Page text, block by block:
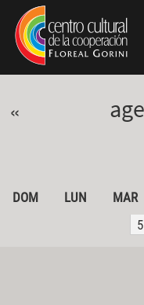
Pasar al contenido principal
Jump to main content
«
DOM LUN MAR
5